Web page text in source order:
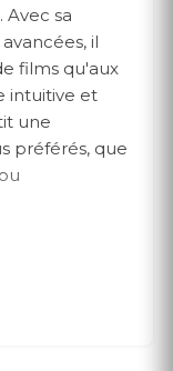
sa
il
films qu'aux
intuitive et
une
préférés, que